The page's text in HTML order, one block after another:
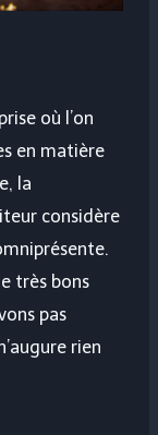
où l’on
en matière
la
considère
très bons
pas
rien